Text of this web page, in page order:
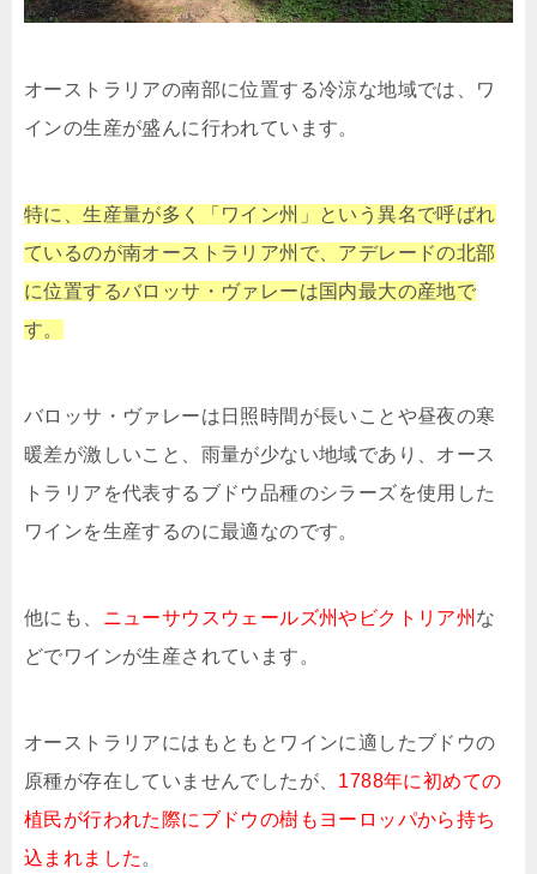
オーストラリアの南部に位置する冷涼な地域では、ワ
インの生産が盛んに行われています。
特に、生産量が多く「ワイン州」という異名で呼ばれ
ているのが南オーストラリア州で、アデレードの北部
に位置するバロッサ・ヴァレーは国内最大の産地で
す。
バロッサ・ヴァレーは日照時間が長いことや昼夜の寒
暖差が激しいこと、雨量が少ない地域であり、オース
トラリアを代表するブドウ品種のシラーズを使用した
ワインを生産するのに最適なのです。
他にも、 ニューサウスウェールズ州やビクトリア州 な
どでワインが生産されています。
オーストラリアにはもともとワインに適したブドウの
原種が存在していませんでしたが、 1788年に初めての
植民が行われた際にブドウの樹もヨーロッパから持ち
込まれました 。